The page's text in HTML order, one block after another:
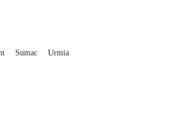
Sumac Urmia